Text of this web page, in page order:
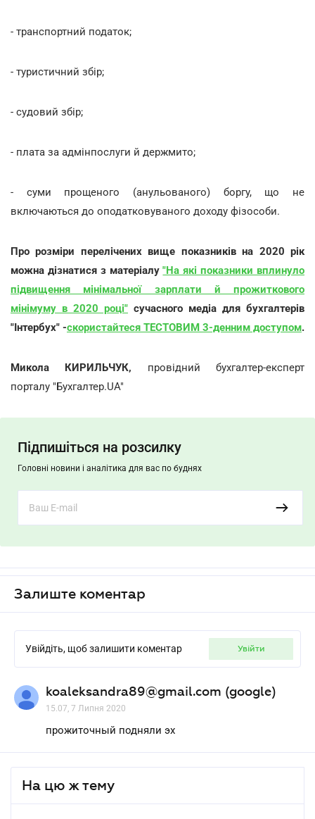
- транспортний податок;
- туристичний збір;
- судовий збір;
- плата за адмінпослуги й держмито;
- суми прощеного (анульованого) боргу, що не
включаються до оподатковуваного доходу фізособи.
Про розміри перелічених вище показників на 2020 рік
можна дізнатися з матеріалу"На які показники вплинуло
підвищення мінімальної зарплати й прожиткового
мінімуму в 2020 році" сучасного медіа для бухгалтерів
"Інтербух" -скористайтеся ТЕСТОВИМ 3-денним доступом.
Микола КИРИЛЬЧУК, провідний бухгалтер-експерт
порталу "Бухгалтер.UA"
Підпишіться на розсилку
Головні новини і аналітика для вас по буднях
Залиште коментар
Увійдіть, щоб залишити коментар увійти
koaleksandra89@gmail.com (google)
15.07, 7 Липня 2020
прожиточный подняли эх
На цю ж тему